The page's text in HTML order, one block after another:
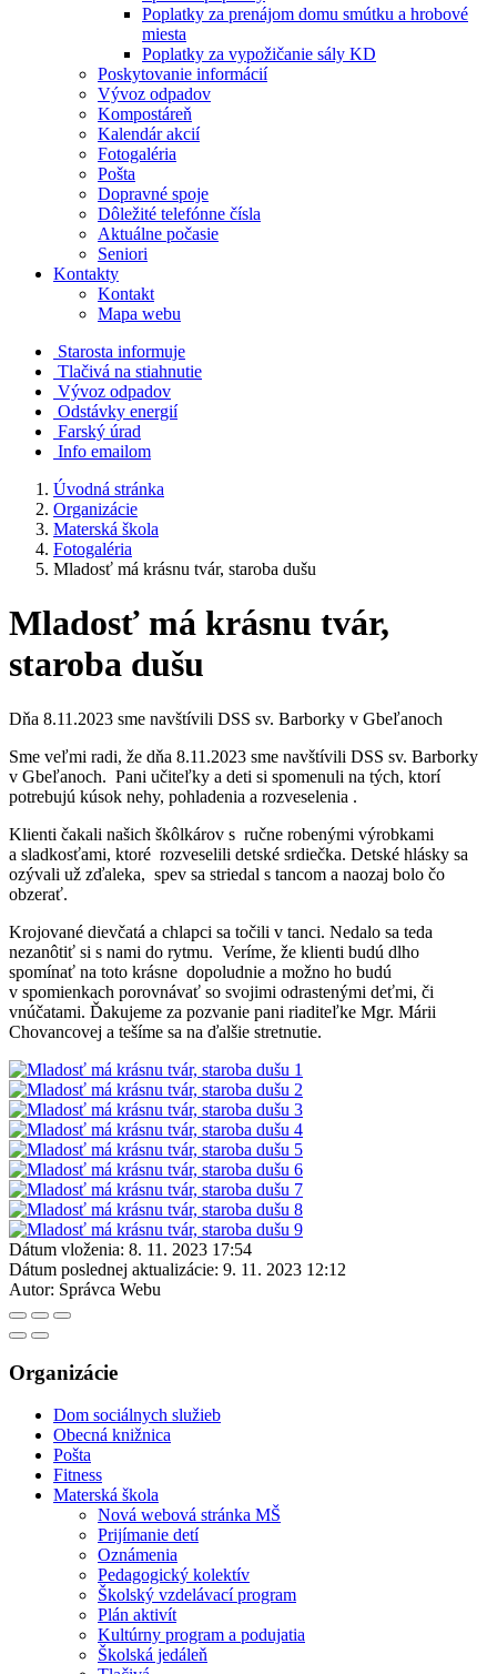
Poplatky za prenájom domu smútku a hrobové
miesta
Poplatky za vypožičanie sály KD
Poskytovanie informácií
Vývoz odpadov
Kompostáreň
Kalendár akcií
Fotogaléria
Pošta
Dopravné spoje
Dôležité telefónne čísla
Aktuálne počasie
Seniori
Kontakty
Kontakt
Mapa webu
Starosta informuje
Tlačivá na stiahnutie
Vývoz odpadov
Odstávky energií
Farský úrad
Info emailom
Úvodná stránka
Organizácie
Materská škola
Fotogaléria
Mladosť má krásnu tvár, staroba dušu
Mladosť má krásnu tvár,
staroba dušu
Dňa 8.11.2023 sme navštívili DSS sv. Barborky v Gbeľanoch
Sme veľmi radi, že dňa 8.11.2023 sme navštívili DSS sv. Barborky
v Gbeľanoch. Pani učiteľky a deti si spomenuli na tých, ktorí
potrebujú kúsok nehy, pohladenia a rozveselenia .
Klienti čakali našich škôlkárov s ručne robenými výrobkami
a sladkosťami, ktoré rozveselili detské srdiečka. Detské hlásky sa
ozývali už zďaleka, spev sa striedal s tancom a naozaj bolo čo
obzerať.
Krojované dievčatá a chlapci sa točili v tanci. Nedalo sa teda
nezanôtiť si s nami do rytmu. Veríme, že klienti budú dlho
spomínať na toto krásne dopoludnie a možno ho budú
v spomienkach porovnávať so svojimi odrastenými deťmi, či
vnúčatami. Ďakujeme za pozvanie pani riaditeľke Mgr. Márii
Chovancovej a tešíme sa na ďalšie stretnutie.
Dátum vloženia: 8. 11. 2023 17:54
Dátum poslednej aktualizácie: 9. 11. 2023 12:12
Autor: Správca Webu
Organizácie
Dom sociálnych služieb
Obecná knižnica
Pošta
Fitness
Materská škola
Nová webová stránka MŠ
Prijímanie detí
Oznámenia
Pedagogický kolektív
Školský vzdelávací program
Plán aktivít
Kultúrny program a podujatia
Školská jedáleň